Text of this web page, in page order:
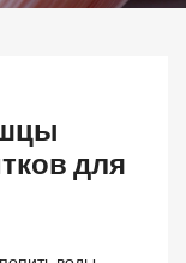
для